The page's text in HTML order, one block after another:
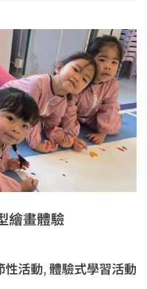
繪畫體驗
性活動,體驗式學習活動